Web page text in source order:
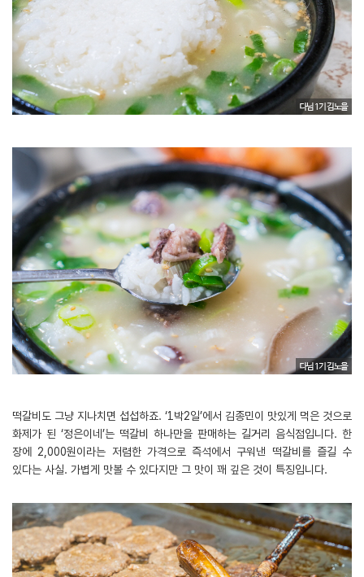
떡갈비도 그냥 지나치면 섭섭하죠. ‘1박2일’에서 김종민이 맛있게 먹은 것으로
화제가 된 ‘정은이네’는 떡갈비 하나만을 판매하는 길거리 음식점입니다. 한
장에 2,000원이라는 저렴한 가격으로 즉석에서 구워낸 떡갈비를 즐길 수
있다는 사실. 가볍게 맛볼 수 있다지만 그 맛이 꽤 깊은 것이 특징입니다.